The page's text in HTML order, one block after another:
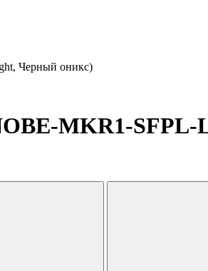
Черный оникс)
MKR1-